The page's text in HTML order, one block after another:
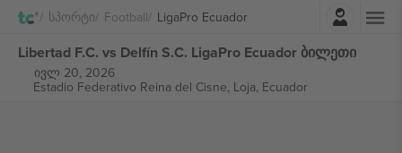
Სპორტი Football LigaPro Ecuadorშესვლა
Libertad F.C. vs Delfín S.C. LigaPro Ecuador ბილეთი
ივლ 20, 2026
Estadio Federativo Reina del Cisne, Loja, Ecuador